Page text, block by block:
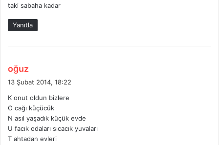
taki sabaha kadar
Yanıtla
oğuz
i
k
i
13 Şubat 2014, 18:22
K onut oldun bizlere
O cağı küçücük
N asıl yaşadık küçük evde
U facık odaları sıcacık yuvaları
T ahtadan evleri